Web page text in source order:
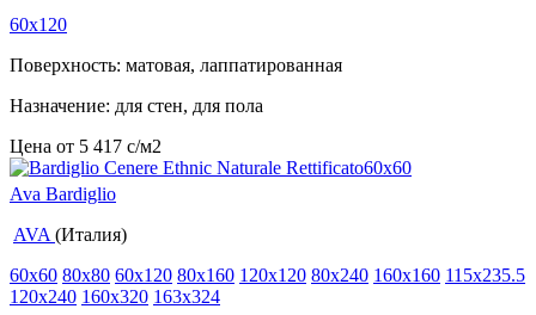
60x120
Поверхность: матовая, лаппатированная
Назначение: для стен, для пола
Цена от 5 417 c/м2
Ava Bardiglio
AVA (Италия)
60x60 80x80 60x120 80x160 120x120 80x240 160x160 115x235.5
120x240 160x320 163x324